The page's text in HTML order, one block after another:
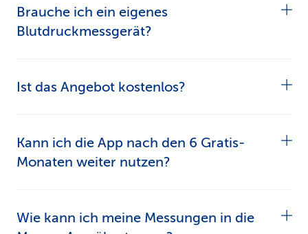
Brauche ich ein eigenes
Blutdruckmessgerät?
separaten Gerät. Im Gesundheits­
Rabatten auf Blutdruck-Messgeräte.
Ist das Angebot kostenlos?
von 6 Monaten kostenlos, wenn Sie eine
bei der CSS haben.
Kann ich die App nach den 6 Gratis-
Monaten weiter nutzen?
verwenden. Die Kosten für die weitere Nutzung
Wie kann ich meine Messungen in die